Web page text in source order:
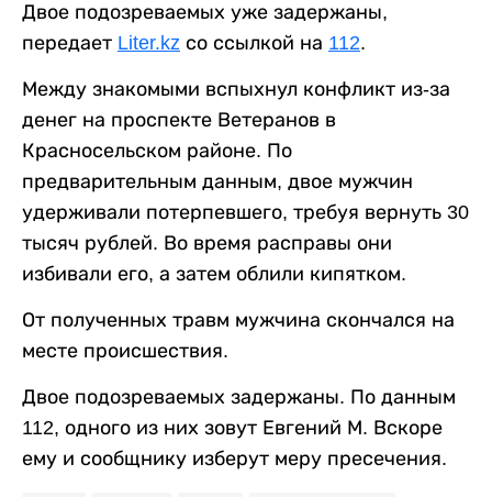
Двое подозреваемых уже задержаны,
передает Liter.kz со ссылкой на 112.
Между знакомыми вспыхнул конфликт из-за
денег на проспекте Ветеранов в
Красносельском районе. По
предварительным данным, двое мужчин
удерживали потерпевшего, требуя вернуть 30
тысяч рублей. Во время расправы они
избивали его, а затем облили кипятком.
От полученных травм мужчина скончался на
месте происшествия.
Двое подозреваемых задержаны. По данным
112, одного из них зовут Евгений М. Вскоре
ему и сообщнику изберут меру пресечения.